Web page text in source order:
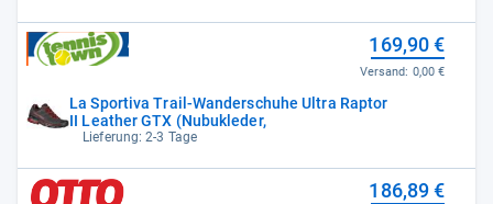
La Sportiva Trail-Wanderschuhe Ultra Raptor
II Leather GTX (Nubukleder,
Lieferung: 2-3 Tage
169,90 €
Versand: 0,00 €
186,89 €